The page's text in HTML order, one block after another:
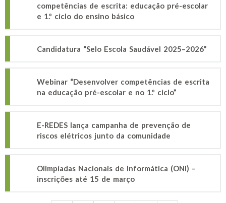
competências de escrita: educação pré-escolar
e 1.º ciclo do ensino básico
Candidatura “Selo Escola Saudável 2025–2026”
Webinar “Desenvolver competências de escrita
na educação pré-escolar e no 1.º ciclo”
E-REDES lança campanha de prevenção de
riscos elétricos junto da comunidade
Olimpíadas Nacionais de Informática (ONI) –
inscrições até 15 de março